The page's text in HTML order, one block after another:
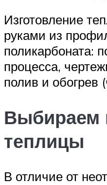
Изготовление
руками из
поликарбоната:
процесса,
полив и обогрев
Выбираем
теплицы
В отличие от